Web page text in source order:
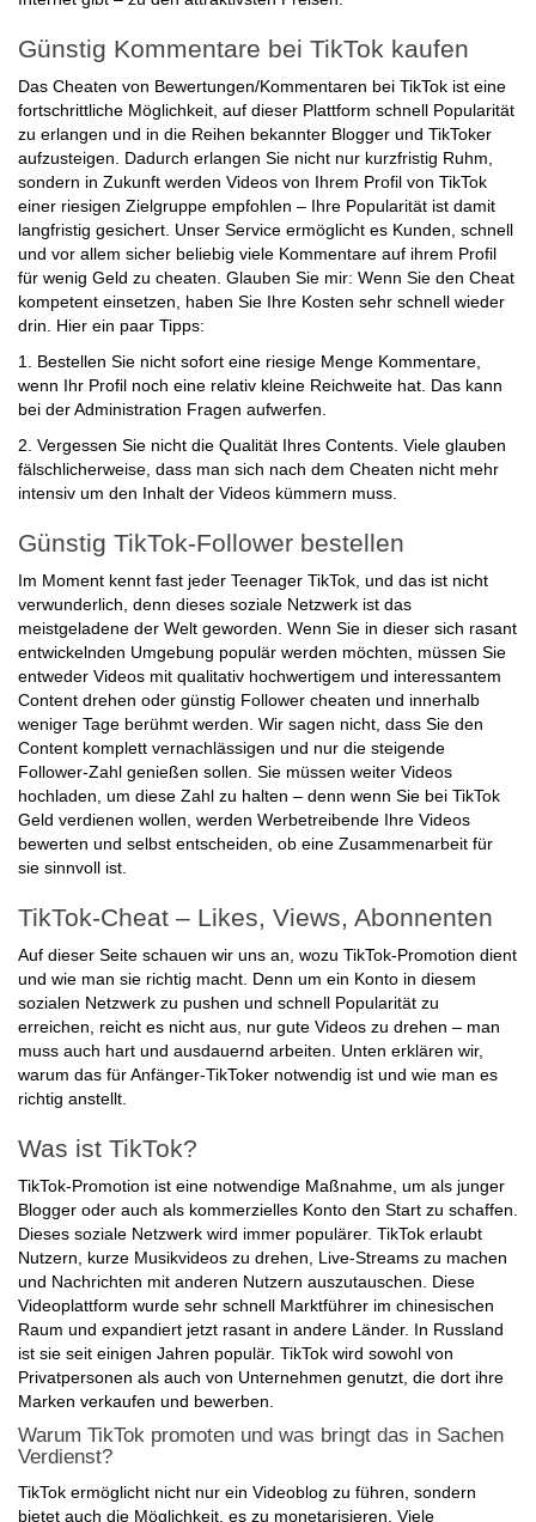
Günstig Kommentare bei TikTok kaufen
Das Cheaten von Bewertungen/Kommentaren bei TikTok ist eine
fortschrittliche Möglichkeit, auf dieser Plattform schnell Popularität
zu erlangen und in die Reihen bekannter Blogger und TikToker
aufzusteigen. Dadurch erlangen Sie nicht nur kurzfristig Ruhm,
sondern in Zukunft werden Videos von Ihrem Profil von TikTok
einer riesigen Zielgruppe empfohlen – Ihre Popularität ist damit
langfristig gesichert. Unser Service ermöglicht es Kunden, schnell
und vor allem sicher beliebig viele Kommentare auf ihrem Profil
für wenig Geld zu cheaten. Glauben Sie mir: Wenn Sie den Cheat
kompetent einsetzen, haben Sie Ihre Kosten sehr schnell wieder
1. Bestellen Sie nicht sofort eine riesige Menge Kommentare,
wenn Ihr Profil noch eine relativ kleine Reichweite hat. Das kann
2. Vergessen Sie nicht die Qualität Ihres Contents. Viele glauben
fälschlicherweise, dass man sich nach dem Cheaten nicht mehr
Günstig TikTok-Follower bestellen
Im Moment kennt fast jeder Teenager TikTok, und das ist nicht
verwunderlich, denn dieses soziale Netzwerk ist das
meistgeladene der Welt geworden. Wenn Sie in dieser sich rasant
entwickelnden Umgebung populär werden möchten, müssen Sie
entweder Videos mit qualitativ hochwertigem und interessantem
Content drehen oder günstig Follower cheaten und innerhalb
weniger Tage berühmt werden. Wir sagen nicht, dass Sie den
Content komplett vernachlässigen und nur die steigende
Follower-Zahl genießen sollen. Sie müssen weiter Videos
hochladen, um diese Zahl zu halten – denn wenn Sie bei TikTok
Geld verdienen wollen, werden Werbetreibende Ihre Videos
bewerten und selbst entscheiden, ob eine Zusammenarbeit für
TikTok-Cheat – Likes, Views, Abonnenten
Auf dieser Seite schauen wir uns an, wozu TikTok-Promotion dient
und wie man sie richtig macht. Denn um ein Konto in diesem
sozialen Netzwerk zu pushen und schnell Popularität zu
erreichen, reicht es nicht aus, nur gute Videos zu drehen – man
muss auch hart und ausdauernd arbeiten. Unten erklären wir,
warum das für Anfänger-TikToker notwendig ist und wie man es
Was ist TikTok?
TikTok-Promotion ist eine notwendige Maßnahme, um als junger
Blogger oder auch als kommerzielles Konto den Start zu schaffen.
Dieses soziale Netzwerk wird immer populärer. TikTok erlaubt
Nutzern, kurze Musikvideos zu drehen, Live-Streams zu machen
und Nachrichten mit anderen Nutzern auszutauschen. Diese
Videoplattform wurde sehr schnell Marktführer im chinesischen
Raum und expandiert jetzt rasant in andere Länder. In Russland
ist sie seit einigen Jahren populär. TikTok wird sowohl von
Privatpersonen als auch von Unternehmen genutzt, die dort ihre
Warum TikTok promoten und was bringt das in Sachen
TikTok ermöglicht nicht nur ein Videoblog zu führen, sondern